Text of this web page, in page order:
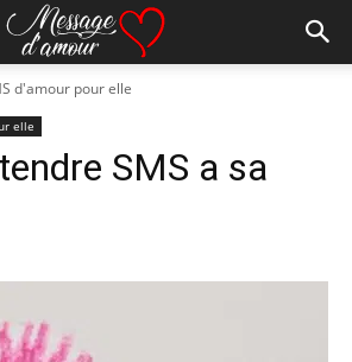
d'amour pour elle
elle
SMS a sa